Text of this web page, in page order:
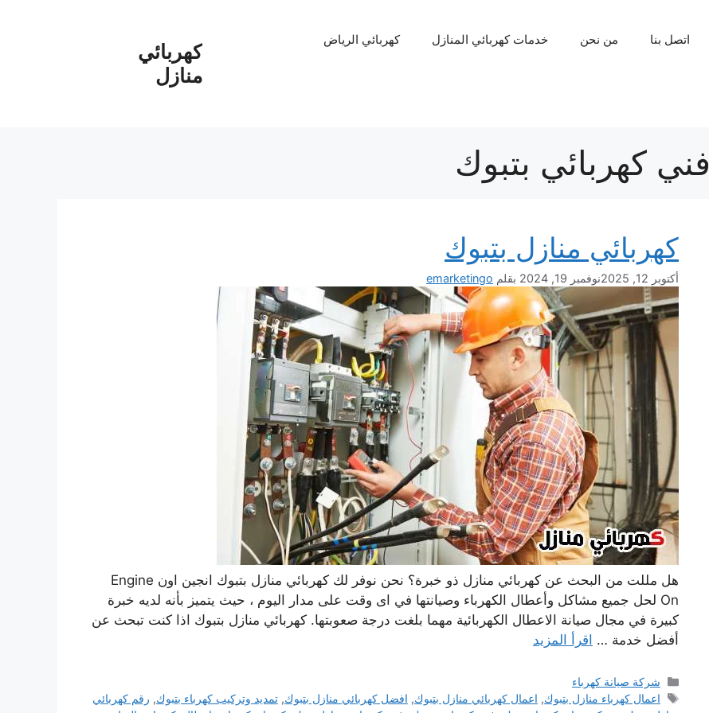
كهربائي
منازل
اتصل بنا من نحن خدمات كهربائي المنازل كهربائي الرياض
فني كهربائي بتبوك
كهربائي منازل بتبوك
أكتوبر 12, 2025 نوفمبر 19, 2024 بقلم emarketingo
هل مللت من البحث عن كهربائي منازل ذو خبرة؟ نحن نوفر لك كهربائي منازل بتبوك انجين اون Engine
On لحل جميع مشاكل وأعطال الكهرباء وصيانتها في اى وقت على مدار اليوم ، حيث يتميز بأنه لديه خبرة
كبيرة في مجال صيانة الاعطال الكهربائية مهما بلغت درجة صعوبتها. كهربائي منازل بتبوك اذا كنت تبحث عن
أفضل خدمة … اقرأ المزيد
التصنيفات
شركة صيانة كهرباء
الوسوم
اعمال كهرباء منازل بتبوك, اعمال كهربائي منازل بتبوك, افضل كهربائي منازل بتبوك,تمديد وتركيب كهرباء بتبوك, رقم كهربائي